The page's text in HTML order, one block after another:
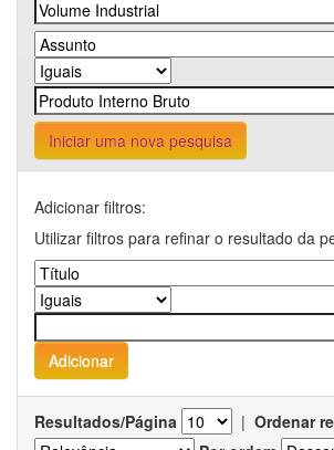
Iniciar uma nova pesquisa
Adicionar filtros:
Utilizar filtros para refinar o resultado da
Resultados/Página | Ordenar